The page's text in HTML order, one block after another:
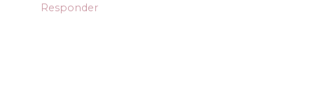
Responder